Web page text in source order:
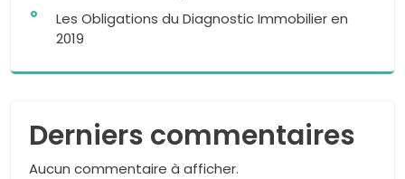
Les Obligations du Diagnostic Immobilier en
2019
Derniers commentaires
Aucun commentaire à afficher.